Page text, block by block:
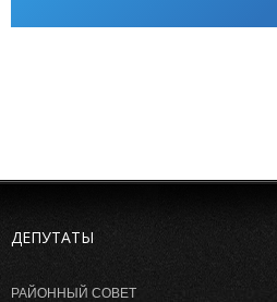
ДЕПУТАТЫ
РАЙОННЫЙ СОВЕТ